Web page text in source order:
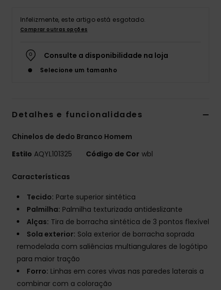
Infelizmente, este artigo está esgotado.
Comprar outras opções
Consulte a disponibilidade na loja
Selecione um tamanho
Detalhes e funcionalidades
Chinelos de dedo Branco Homem
Estilo AQYL101325 Código de Cor wbl
Características
Tecido: Parte superior sintética
Palmilha: Palmilha texturizada antideslizante
Alças: Tira de borracha sintética de 3 pontos flexível
Sola exterior: Sola exterior de borracha soprada
remodelada com saliências multiangulares de logótipo
para maior tração
Forro: Linhas em cores vivas nas paredes laterais a
combinar com a coloração